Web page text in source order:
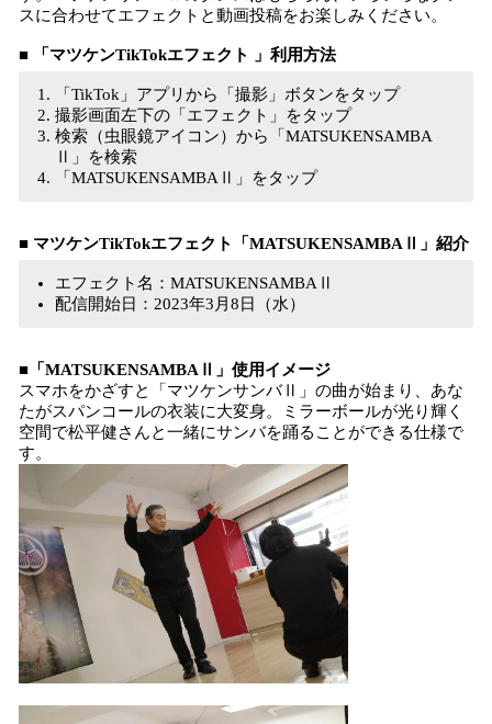
スに合わせてエフェクトと動画投稿をお楽しみください。
■ 「マツケンTikTokエフェクト 」利用方法
「TikTok」アプリから「撮影」ボタンをタップ
撮影画面左下の「エフェクト」をタップ
検索（虫眼鏡アイコン）から「MATSUKENSAMBA
Ⅱ」を検索
「MATSUKENSAMBAⅡ」をタップ
■ マツケンTikTokエフェクト「MATSUKENSAMBAⅡ」紹介
エフェクト名：MATSUKENSAMBAⅡ
配信開始日：2023年3月8日（水）
■ 「MATSUKENSAMBAⅡ」使用イメージ
スマホをかざすと「マツケンサンバⅡ」の曲が始まり、あな
たがスパンコールの衣装に大変身。ミラーボールが光り輝く
空間で松平健さんと一緒にサンバを踊ることができる仕様で
す。